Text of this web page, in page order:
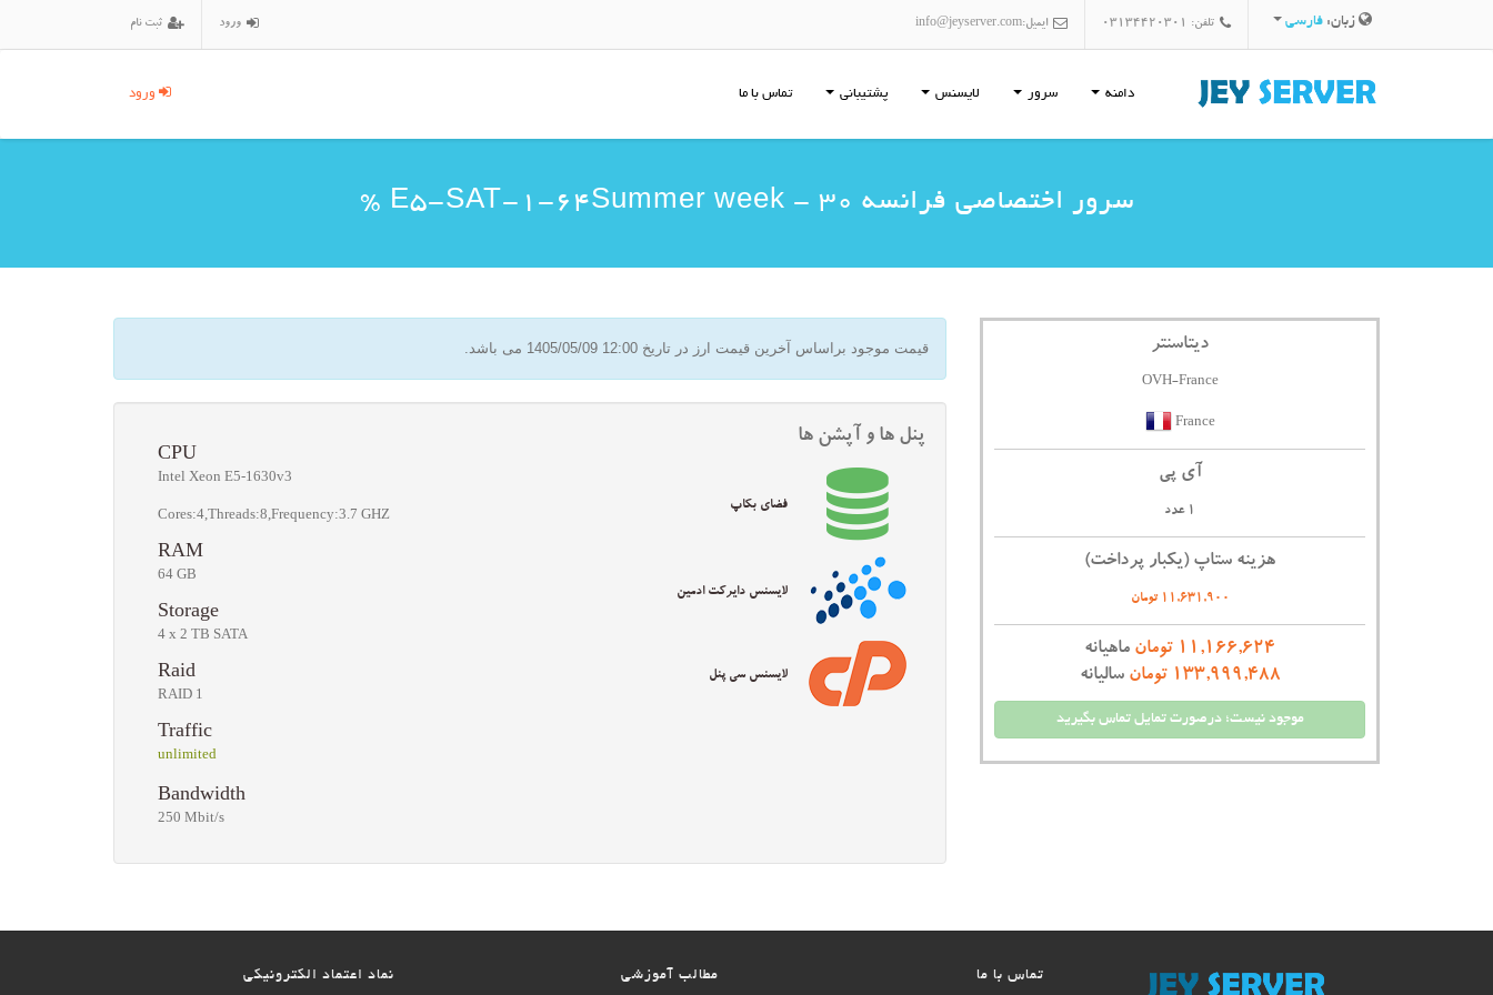
زبان: فارسی تلفن: 03134420301 ایمیل:info@jeyserver.com ورود ثبت نام
دامنه سرور لایسنس پشتیبانی ورود تماس با ما
سرور اختصاصی فرانسه E5-SAT-1-64Summer week - 30 %
قیمت موجود براساس آخرین قیمت ارز در تاریخ 1405/05/09 12:00 می باشد.
CPU
Intel Xeon E5-1630v3
Cores:4,Threads:8,Frequency:3.7 GHZ
RAM
64 GB
Storage
4 x 2 TB SATA
Raid
RAID 1
Traffic
unlimited
Bandwidth
250 Mbit/s
پنل ها و آپشن ها
فضای بکاپ
لایسنس دایرکت ادمین
لایسنس سی پنل
دیتاسنتر
OVH-France
France
آی پی
1 عدد
هزینه ستاپ (یکبار پرداخت)
11,631,900 تومان
11,166,624 تومان
ماهیانه
133,999,488 تومان
سالیانه
موجود نیست؛ درصورت تمایل تماس بگیرید
تماس با ما مطالب آموزشی نماد اعتماد الکترونیکی